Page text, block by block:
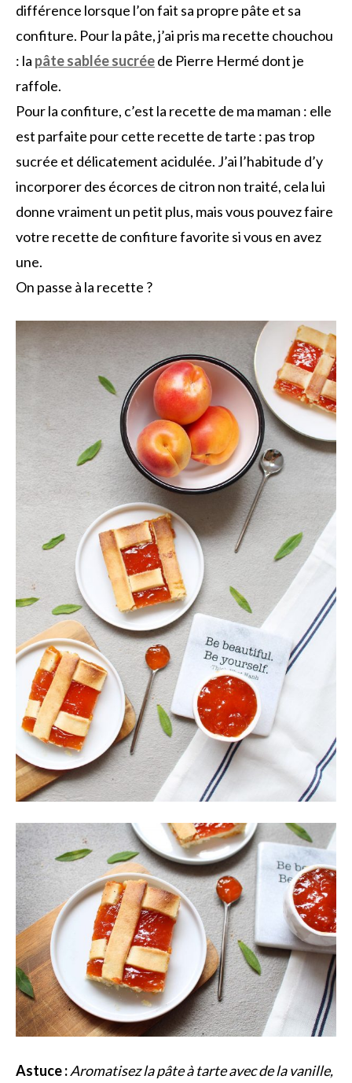
différence lorsque l’on fait sa propre pâte et sa
confiture. Pour la pâte, j’ai pris ma recette chouchou
: la pâte sablée sucréede Pierre Hermé dont je
raffole.
Pour la confiture, c’est la recette de ma maman : elle
est parfaite pour cette recette de tarte : pas trop
sucrée et délicatement acidulée. J’ai l’habitude d’y
incorporer des écorces de citron non traité, cela lui
donne vraiment un petit plus, mais vous pouvez faire
votre recette de confiture favorite si vous en avez
une.
On passe à la recette ?
Astuce :Aromatisez la pâte à tarte avec de la vanille,